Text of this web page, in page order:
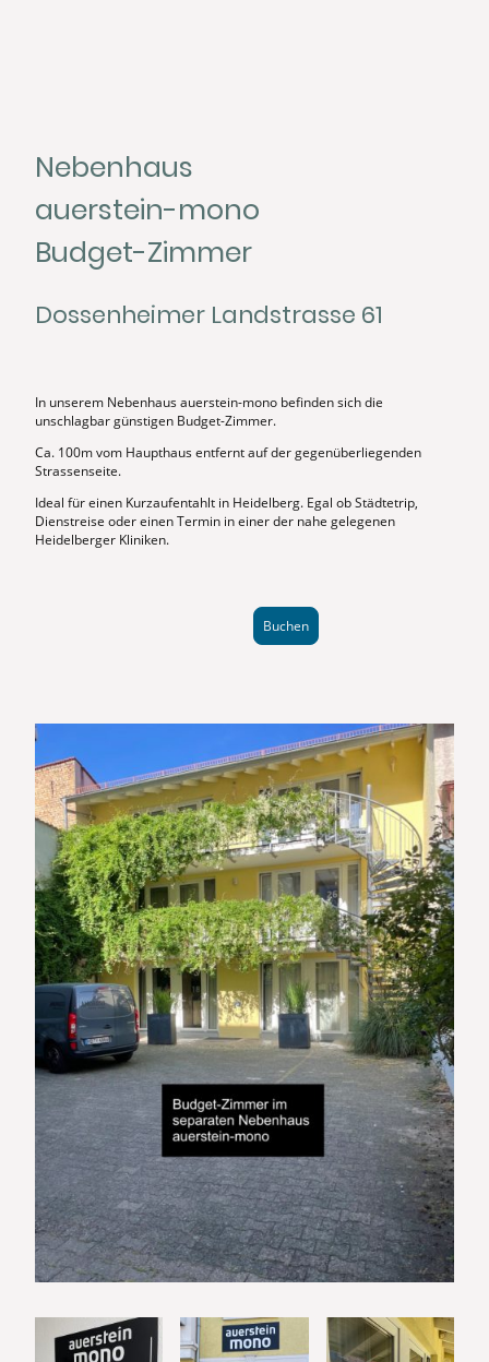
Nebenhaus
auerstein-mono
Budget-Zimmer
Dossenheimer Landstrasse 61
In unserem Nebenhaus auerstein-mono befinden sich die
unschlagbar günstigen Budget-Zimmer.
Ca. 100m vom Haupthaus entfernt auf der gegenüberliegenden
Strassenseite.
Ideal für einen Kurzaufentahlt in Heidelberg. Egal ob Städtetrip,
Dienstreise oder einen Termin in einer der nahe gelegenen
Heidelberger Kliniken.
Buchen